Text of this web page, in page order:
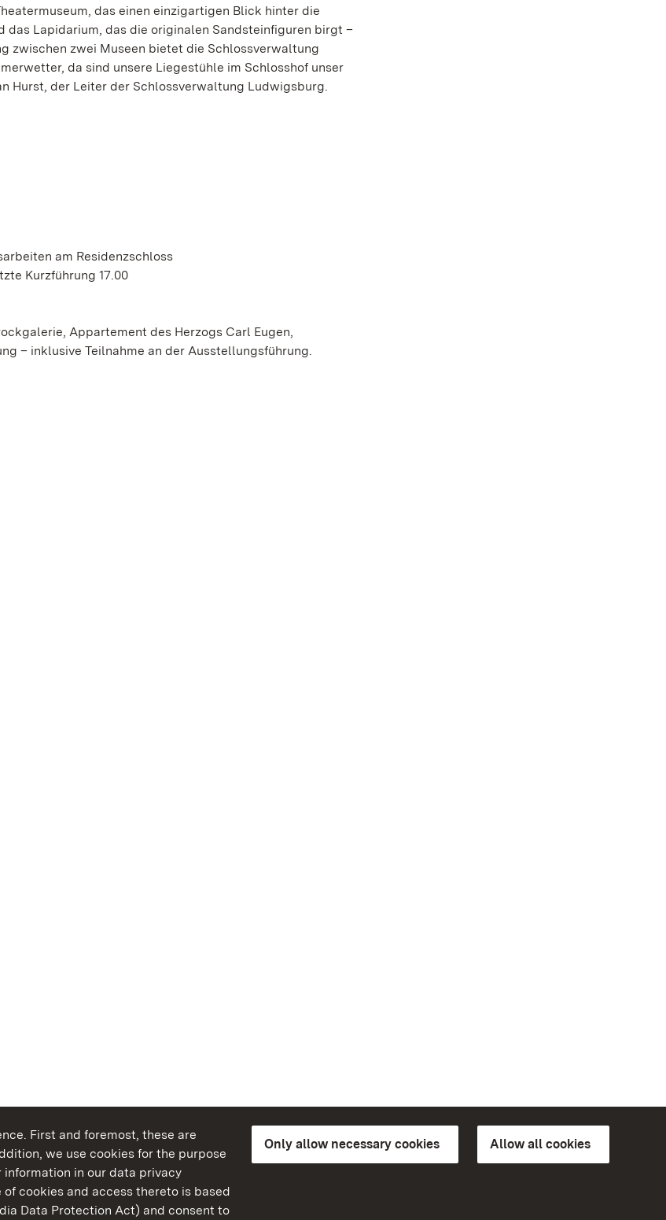
First and foremost, these are
we use cookies for the purpose
in our data privacy
cookies and access thereto is based
Data Protection Act) and consent to
Only allow necessary cookies Allow all cookies
das einen einzigartigen Blick hinter die
Lapidarium, das die originalen Sandsteinfiguren birgt –
zwischen zwei Museen bietet die Schlossverwaltung
da sind unsere Liegestühle im Schlosshof unser
Hurst, der Leiter der Schlossverwaltung Ludwigsburg.
am Residenzschloss
Kurzführung 17.00
Appartement des Herzogs Carl Eugen,
– inklusive Teilnahme an der Ausstellungsführung.